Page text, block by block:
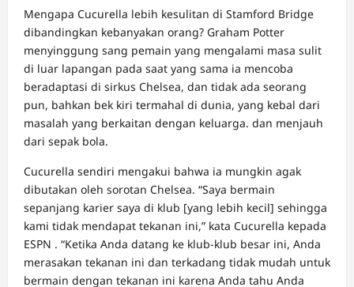
Mengapa Cucurella lebih kesulitan di Stamford Bridge
dibandingkan kebanyakan orang? Graham Potter
menyinggung sang pemain yang mengalami masa sulit
di luar lapangan pada saat yang sama ia mencoba
beradaptasi di sirkus Chelsea, dan tidak ada seorang
pun, bahkan bek kiri termahal di dunia, yang kebal dari
masalah yang berkaitan dengan keluarga. dan menjauh
dari sepak bola.
Cucurella sendiri mengakui bahwa ia mungkin agak
dibutakan oleh sorotan Chelsea. “Saya bermain
sepanjang karier saya di klub [yang lebih kecil] sehingga
kami tidak mendapat tekanan ini,” kata Cucurella kepada
ESPN . “Ketika Anda datang ke klub-klub besar ini, Anda
merasakan tekanan ini dan terkadang tidak mudah untuk
bermain dengan tekanan ini karena Anda tahu Anda